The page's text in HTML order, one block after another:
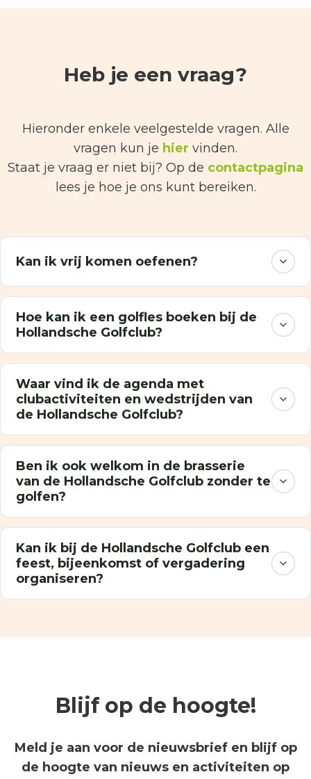
Heb je een vraag?
Hieronder enkele veelgestelde vragen. Alle
vragen kun je hier vinden.
Staat je vraag er niet bij? Op de contactpagina
lees je hoe je ons kunt bereiken.
Kan ik vrij komen oefenen?
Hoe kan ik een golfles boeken bij de
Hollandsche Golfclub?
Waar vind ik de agenda met
clubactiviteiten en wedstrijden van
de Hollandsche Golfclub?
Ben ik ook welkom in de brasserie
van de Hollandsche Golfclub zonder te
golfen?
Kan ik bij de Hollandsche Golfclub een
feest, bijeenkomst of vergadering
organiseren?
Blijf op de hoogte!
Meld je aan voor de nieuwsbrief en blijf op
de hoogte van nieuws en activiteiten op